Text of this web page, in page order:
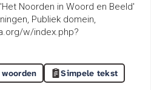
Noorden in Woord en Beeld'
Publiek domein,
w/index.php?
Simpele tekst